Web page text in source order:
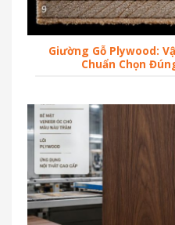
Giường Gỗ Plywood:
Chuẩn Chọn